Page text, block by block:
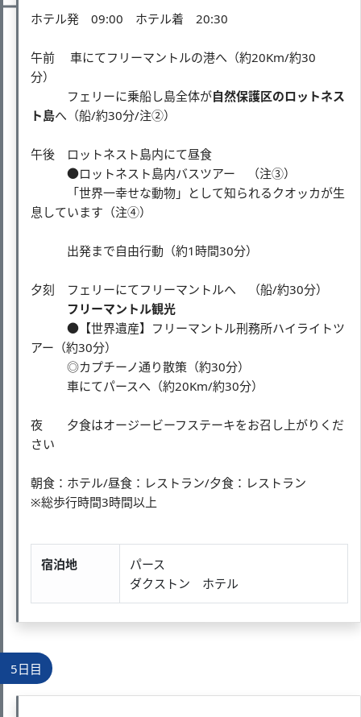
ホテル発 09:00 ホテル着 20:30
午前 車にてフリーマントルの港へ（約20Km/約30
分）
フェリーに乗船し島全体が自然保護区のロットネス
ト島へ（船/約30分/注②）
午後 ロットネスト島内にて昼食
●ロットネスト島内バスツアー （注③）
「世界一幸せな動物」として知られるクオッカが生
息しています（注④）
出発まで自由行動（約1時間30分）
夕刻 フェリーにてフリーマントルへ （船/約30分）
フリーマントル観光
●【世界遺産】フリーマントル刑務所ハイライトツ
アー（約30分）
◎カプチーノ通り散策（約30分）
車にてパースへ（約20Km/約30分）
夜 夕食はオージービーフステーキをお召し上がりくだ
さい
朝食：ホテル/昼食：レストラン/夕食：レストラン
※総歩行時間3時間以上
宿泊地
パース
ダクストン ホテル
5日目